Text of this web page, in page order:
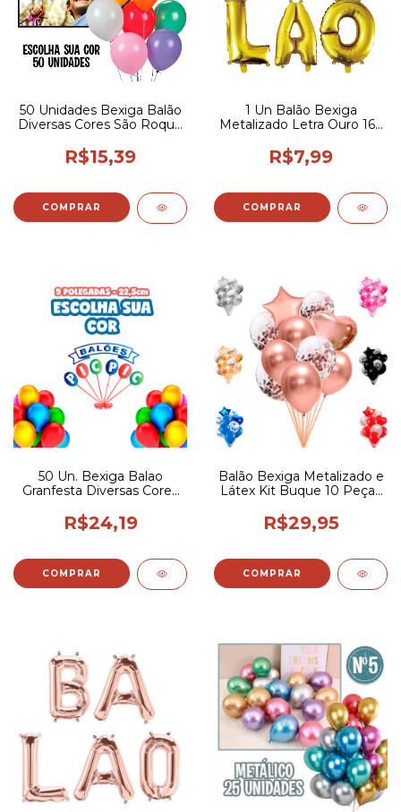
50 Unidades Bexiga Balão
Diversas Cores São Roque
R$15,39
COMPRAR
1 Un Balão Bexiga
Metalizado Letra Ouro 16p
R$7,99
COMPRAR
50 Un. Bexiga Balao
Granfesta Diversas Cores
R$24,19
COMPRAR
Balão Bexiga Metalizado e
Látex Kit Buque 10 Peças
R$29,95
COMPRAR